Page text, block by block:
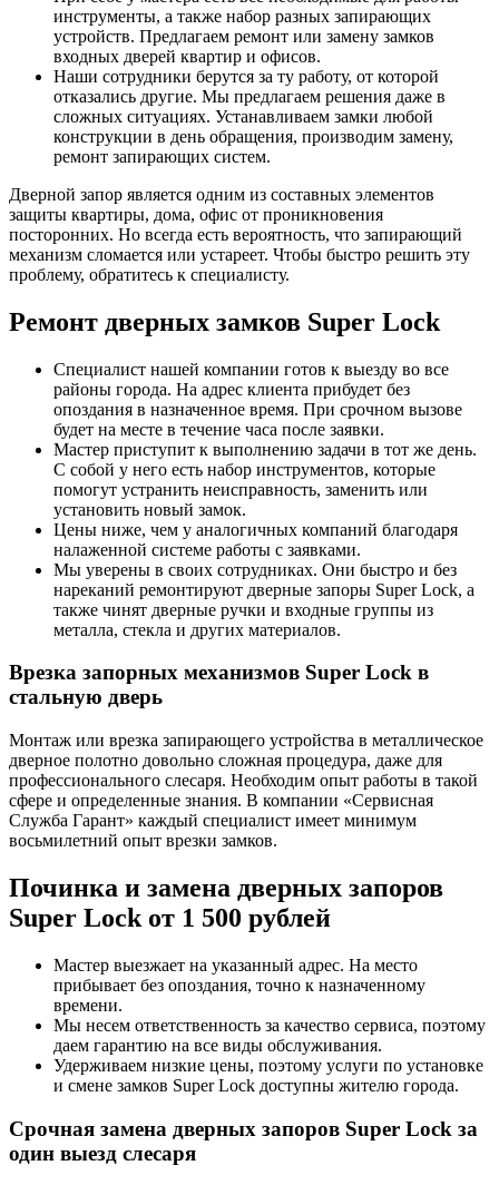
инструменты, а также набор разных запирающих
устройств. Предлагаем ремонт или замену замков
входных дверей квартир и офисов.
Наши сотрудники берутся за ту работу, от которой
отказались другие. Мы предлагаем решения даже в
сложных ситуациях. Устанавливаем замки любой
конструкции в день обращения, производим замену,
ремонт запирающих систем.
Дверной запор является одним из составных элементов
защиты квартиры, дома, офис от проникновения
посторонних. Но всегда есть вероятность, что запирающий
механизм сломается или устареет. Чтобы быстро решить эту
проблему, обратитесь к специалисту.
Ремонт дверных замков Super Lock
Специалист нашей компании готов к выезду во все
районы города. На адрес клиента прибудет без
опоздания в назначенное время. При срочном вызове
будет на месте в течение часа после заявки.
Мастер приступит к выполнению задачи в тот же день.
С собой у него есть набор инструментов, которые
помогут устранить неисправность, заменить или
установить новый замок.
Цены ниже, чем у аналогичных компаний благодаря
налаженной системе работы с заявками.
Мы уверены в своих сотрудниках. Они быстро и без
нареканий ремонтируют дверные запоры Super Lock, а
также чинят дверные ручки и входные группы из
металла, стекла и других материалов.
Врезка запорных механизмов Super Lock в
стальную дверь
Монтаж или врезка запирающего устройства в металлическое
дверное полотно довольно сложная процедура, даже для
профессионального слесаря. Необходим опыт работы в такой
сфере и определенные знания. В компании «Сервисная
Служба Гарант» каждый специалист имеет минимум
восьмилетний опыт врезки замков.
Починка и замена дверных запоров
Super Lock от 1 500 рублей
Мастер выезжает на указанный адрес. На место
прибывает без опоздания, точно к назначенному
времени.
Мы несем ответственность за качество сервиса, поэтому
даем гарантию на все виды обслуживания.
Удерживаем низкие цены, поэтому услуги по установке
и смене замков Super Lock доступны жителю города.
Срочная замена дверных запоров Super Lock за
один выезд слесаря